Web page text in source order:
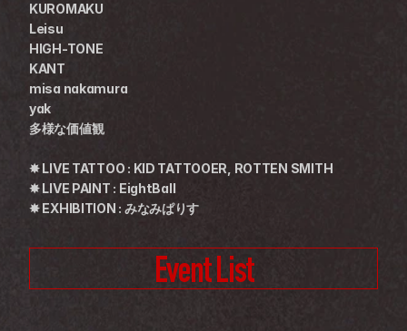
KUROMAKU
Leisu
HIGH-TONE
KANT
misa nakamura
yak
多様な価値観
✸ LIVE TATTOO : KID TATTOOER, ROTTEN SMITH
✸ LIVE PAINT : EightBall
✸ EXHIBITION : みなみぱりす
Event List